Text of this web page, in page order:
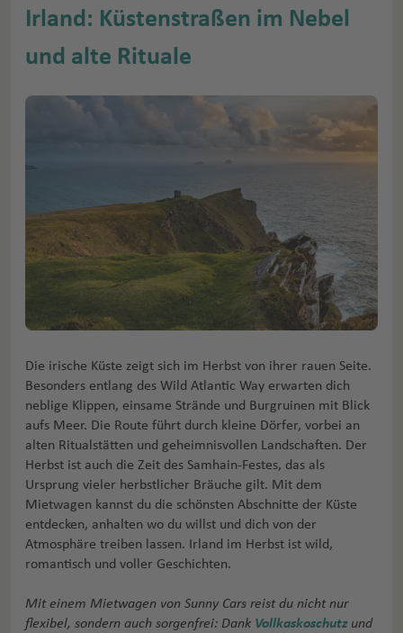
Irland: Küstenstraßen im Nebel
und alte Rituale
Die irische Küste zeigt sich im Herbst von ihrer rauen Seite.
Besonders entlang des Wild Atlantic Way erwarten dich
neblige Klippen, einsame Strände und Burgruinen mit Blick
aufs Meer. Die Route führt durch kleine Dörfer, vorbei an
alten Ritualstätten und geheimnisvollen Landschaften. Der
Herbst ist auch die Zeit des Samhain-Festes, das als
Ursprung vieler herbstlicher Bräuche gilt. Mit dem
Mietwagen kannst du die schönsten Abschnitte der Küste
entdecken, anhalten wo du willst und dich von der
Atmosphäre treiben lassen. Irland im Herbst ist wild,
romantisch und voller Geschichten.
Mit einem Mietwagen von Sunny Cars reist du nicht nur
flexibel, sondern auch sorgenfrei: Dank Vollkaskoschutz und